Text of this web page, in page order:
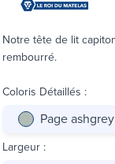
Notre tête de lit
rembourré.
Coloris Détaillés :
Page ashgrey
Largeur :